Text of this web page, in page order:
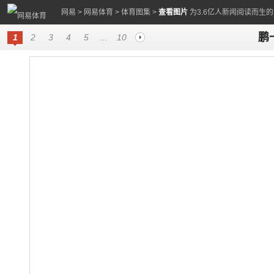
网易 > 网易体育 > 体育图集 > 查看图片 为3.6亿人新闻阅读而生
1 2 3 4 5 10 鹏